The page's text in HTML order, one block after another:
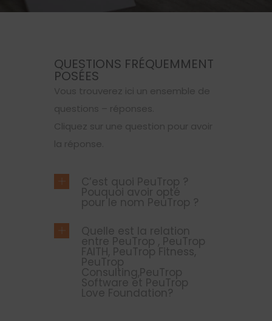
QUESTIONS FRÉQUEMMENT
POSÉES
Vous trouverez ici un ensemble de
questions – réponses.
Cliquez sur une question pour avoir
la réponse.
C’est quoi PeuTrop ?
Pouquoi avoir opté
pour le nom PeuTrop ?
Quelle est la relation
entre PeuTrop , PeuTrop
FAITH, PeuTrop Fitness,
PeuTrop
Consulting,PeuTrop
Software et PeuTrop
Love Foundation?